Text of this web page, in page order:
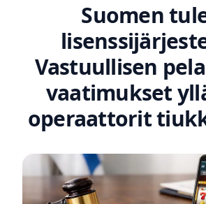
Suomen
Vastuullisen
vaatimukset
operaattorit